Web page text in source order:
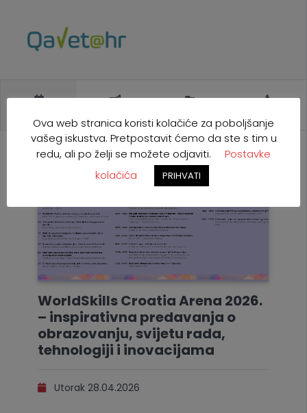
WorldSkills Croatia Arena 2026.
– inspirativna predavanja o
obrazovanju, svijetu rada,
tehnologiji i inovacijama
Utorak 28.04.2026
Ova web stranica koristi kolačiće za poboljšanje
vašeg iskustva. Pretpostavit ćemo da ste s tim u
redu, ali po želji se možete odjaviti.
Postavke
kolačića
PRIHVATI